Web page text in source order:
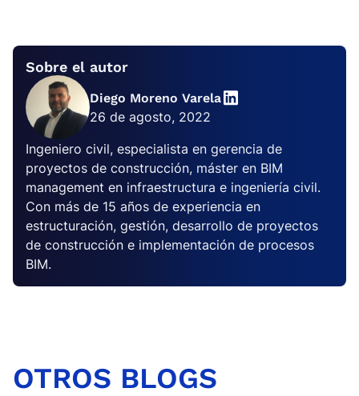
Sobre el autor
Diego Moreno Varela
26 de agosto, 2022
Ingeniero civil, especialista en gerencia de
proyectos de construcción, máster en BIM
management en infraestructura e ingeniería civil.
Con más de 15 años de experiencia en
estructuración, gestión, desarrollo de proyectos
de construcción e implementación de procesos
BIM.
OTROS BLOGS